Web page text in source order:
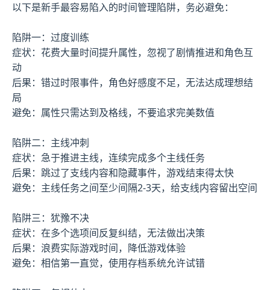
以下是新手最容易陷入的时间管理陷阱，务必避免：
陷阱一：过度训练
症状：花费大量时间提升属性，忽视了剧情推进和角色互
动
后果：错过时限事件，角色好感度不足，无法达成理想结
局
避免：属性只需达到及格线，不要追求完美数值
陷阱二：主线冲刺
症状：急于推进主线，连续完成多个主线任务
后果：跳过了支线内容和隐藏事件，游戏结束得太快
避免：主线任务之间至少间隔2-3天，给支线内容留出空间
陷阱三：犹豫不决
症状：在多个选项间反复纠结，无法做出决策
后果：浪费实际游戏时间，降低游戏体验
避免：相信第一直觉，使用存档系统允许试错